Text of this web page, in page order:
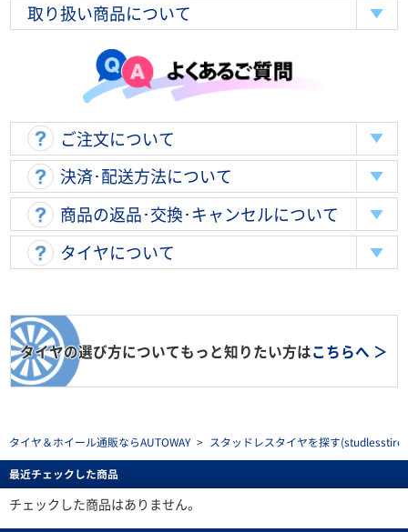
取り扱い商品について
ご注文について
決済･配送方法について
商品の返品･交換･キャンセルについて
タイヤについて
タイヤの選び方についてもっと知りたい方はこちらへ ＞
タイヤ＆ホイール通販ならAUTOWAY > スタッドレスタイヤを探す(studlesstire)
最近チェックした商品
チェックした商品はありません。